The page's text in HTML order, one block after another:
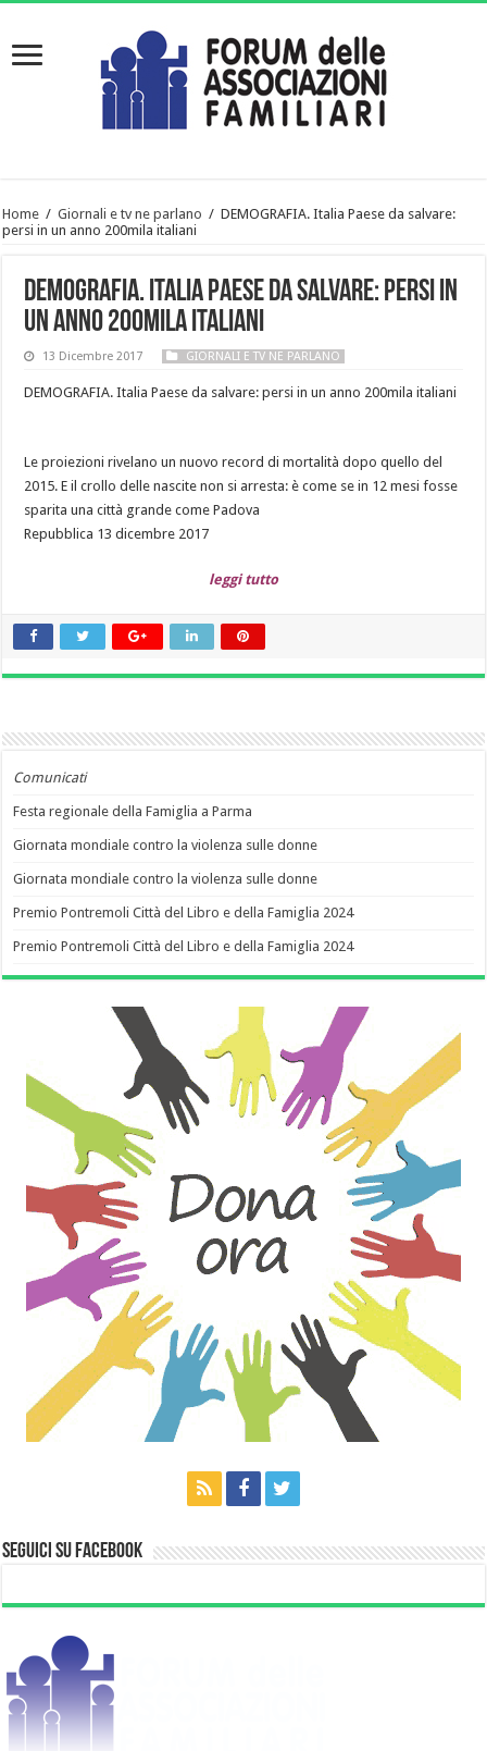
Home / Giornali e tv ne parlano / DEMOGRAFIA. Italia Paese da salvare:
persi in un anno 200mila italiani
DEMOGRAFIA. Italia Paese da salvare: persi in
un anno 200mila italiani
13 Dicembre 2017 GIORNALI E TV NE PARLANO
DEMOGRAFIA. Italia Paese da salvare: persi in un anno 200mila italiani
Le proiezioni rivelano un nuovo record di mortalità dopo quello del
2015. E il crollo delle nascite non si arresta: è come se in 12 mesi fosse
sparita una città grande come Padova
Repubblica 13 dicembre 2017
leggi tutto
Comunicati
Festa regionale della Famiglia a Parma
Giornata mondiale contro la violenza sulle donne
Giornata mondiale contro la violenza sulle donne
Premio Pontremoli Città del Libro e della Famiglia 2024
Premio Pontremoli Città del Libro e della Famiglia 2024
Seguici su Facebook